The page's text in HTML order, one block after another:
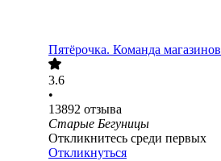
Пятёрочка. Команда магазинов
3.6
•
13892 отзыва
Старые Бегуницы
Откликнитесь среди первых
Откликнуться